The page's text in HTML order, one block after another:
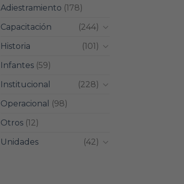
Adiestramiento (178)
Capacitación
(244)
Historia
(101)
Infantes(59)
Institucional
(228)
Operacional
(98)
Otros(12)
Unidades
(42)